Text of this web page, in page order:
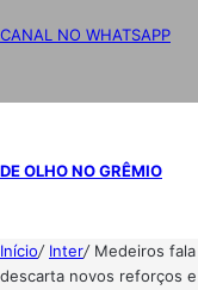
CANAL NO WHATSAPP
DE OLHO NO GRÊMIO
Início/ Inter/ Medeiros fala
descarta novos reforços